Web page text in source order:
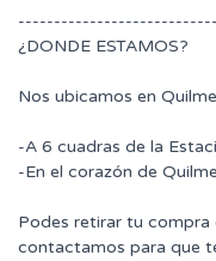
¿DONDE ESTAMOS?
Nos ubicamos en
-A 6 cuadras de la
-En el corazón de
Podes retirar tu compra
contactamos para que